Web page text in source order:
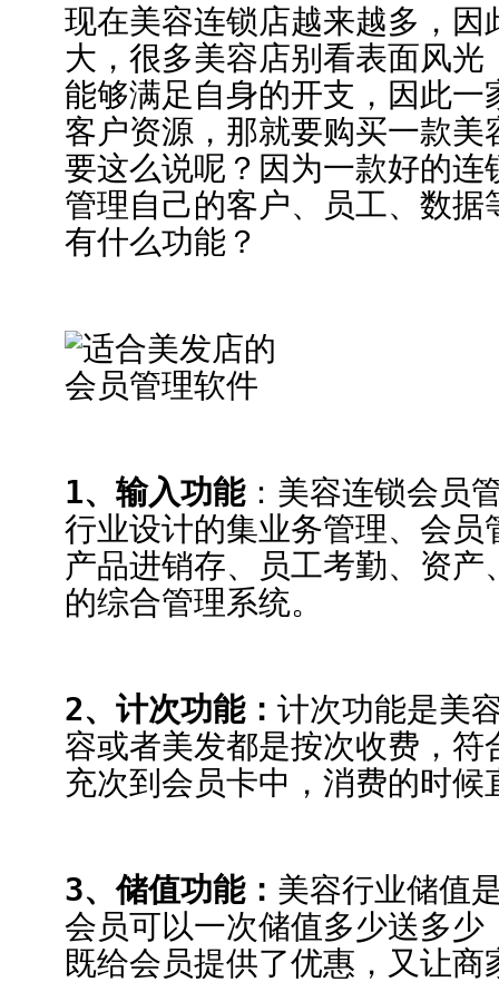
现在美容连锁店越来越多，
大，很多美容店别看表面风
能够满足自身的开支，因此
客户资源，那就要购买一款
要这么说呢？因为一款好的
管理自己的客户、员工、数
有什么功能？
1、输入功能：美容连锁会员
行业设计的集业务管理、会
产品进销存、员工考勤、资
的综合管理系统。
2、计次功能： 计次功能是美
容或者美发都是按次收费，
充次到会员卡中，消费的时候
3、储值功能： 美容行业储值
会员可以一次储值多少送多
既给会员提供了优惠，又让